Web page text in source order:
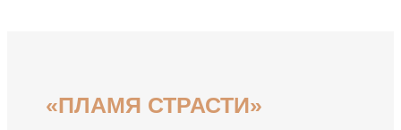
«ПЛАМЯ СТРАСТИ»